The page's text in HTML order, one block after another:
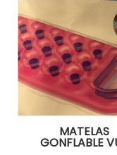
MATELAS
GONFLABLE